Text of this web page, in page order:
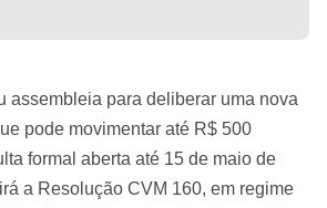
assembleia para deliberar uma nova
pode movimentar até R$ 500
formal aberta até 15 de maio de
a Resolução CVM 160, em regime